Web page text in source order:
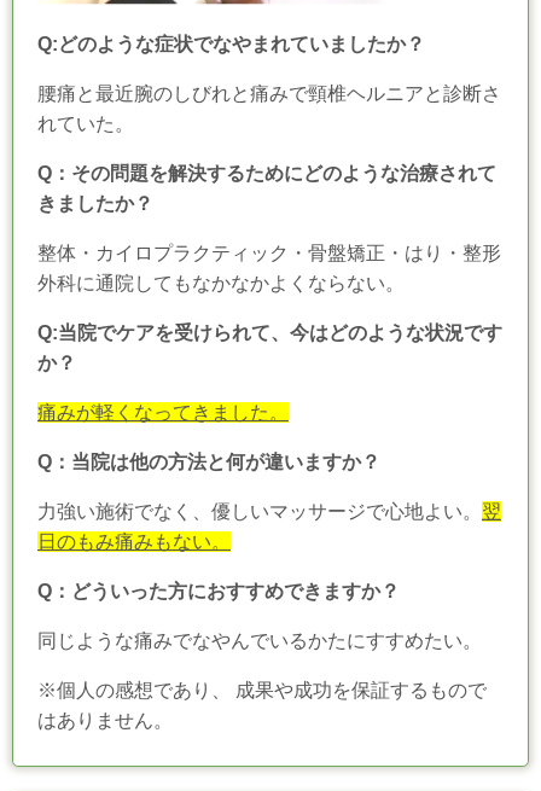
Q:どのような症状でなやまれていましたか？
腰痛と最近腕のしびれと痛みで頸椎ヘルニアと診断さ
れていた。
Q：その問題を解決するためにどのような治療されて
きましたか？
整体・カイロプラクティック・骨盤矯正・はり・整形
外科に通院してもなかなかよくならない。
Q:当院でケアを受けられて、今はどのような状況です
か？
痛みが軽くなってきました。
Q：当院は他の方法と何が違いますか？
力強い施術でなく、優しいマッサージで心地よい。 翌
日のもみ痛みもない。
Q：どういった方におすすめできますか？
同じような痛みでなやんでいるかたにすすめたい。
※個人の感想であり、 成果や成功を保証するもので
はありません。